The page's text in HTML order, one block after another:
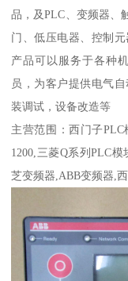
品，及PLC、变频器、
门、低压电器、控制
产品可以服务于各种
员，为客户提供电气
装调试，设备改造等
主营范围：西门子PLC
1200,三菱Q系列PLC
芝变频器,ABB变频器,